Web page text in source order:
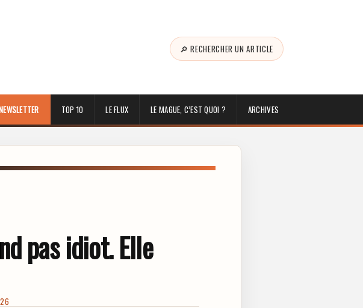
🔎 RECHERCHER UN ARTICLE
TOP 10 LE FLUX LE MAGUE, C’EST QUOI ? ARCHIVES
pas idiot. Elle